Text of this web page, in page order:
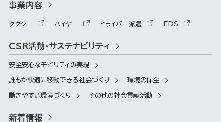
事業内容
タクシー ハイヤー ドライバー派遣 EDS
CSR活動・サステナビリティ
安全安心なモビリティの実現
誰もが快適に移動できる社会づくり 環境の保全
働きやすい環境づくり その他の社会貢献活動
新着情報